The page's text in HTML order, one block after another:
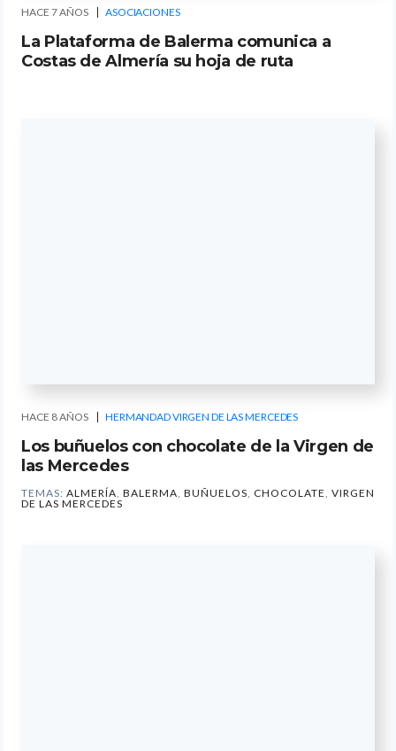
HACE 7 AÑOS ASOCIACIONES
La Plataforma de Balerma comunica a
Costas de Almería su hoja de ruta
HACE 8 AÑOS HERMANDAD VIRGEN DE LAS MERCEDES
Los buñuelos con chocolate de la Virgen de
las Mercedes
TEMAS: ALMERÍA, BALERMA, BUÑUELOS, CHOCOLATE, VIRGEN
DE LAS MERCEDES